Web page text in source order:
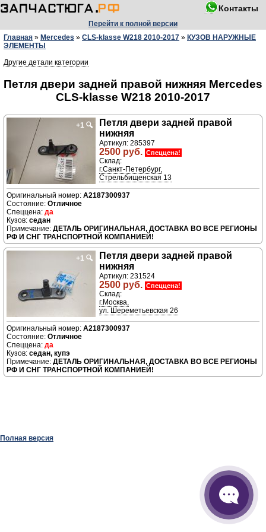
Контакты
Перейти к полной версии
Главная » Mercedes » CLS-klasse W218 2010-2017 » КУЗОВ НАРУЖНЫЕ
ЭЛЕМЕНТЫ
Другие детали категории
Петля двери задней правой нижняя Mercedes
CLS-klasse W218 2010-2017
+1 🔍
Петля двери задней правой
нижняя
Артикул: 285397
2500 руб. Спеццена!
Склад:
г.Санкт-Петербург,
Стрельбищенская 13
A2187300937
Отличное
да
седан
ДЕТАЛЬ ОРИГИНАЛЬНАЯ, ДОСТАВКА ВО ВСЕ РЕГИОНЫ
РФ И СНГ ТРАНСПОРТНОЙ КОМПАНИЕЙ!
+1 🔍
Петля двери задней правой
нижняя
Артикул: 231524
2500 руб. Спеццена!
Склад:
г.Москва,
ул. Шереметьевская 26
A2187300937
Отличное
да
седан, купэ
ДЕТАЛЬ ОРИГИНАЛЬНАЯ, ДОСТАВКА ВО ВСЕ РЕГИОНЫ
РФ И СНГ ТРАНСПОРТНОЙ КОМПАНИЕЙ!
Полная версия